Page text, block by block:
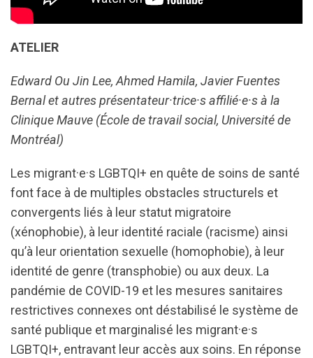
ATELIER
Edward Ou Jin Lee, Ahmed Hamila, Javier Fuentes
Bernal et autres présentateur·trice·s affilié·e·s à la
Clinique Mauve (École de travail social, Université de
Montréal)
Les migrant·e·s LGBTQI+ en quête de soins de santé
font face à de multiples obstacles structurels et
convergents liés à leur statut migratoire
(xénophobie), à leur identité raciale (racisme) ainsi
qu’à leur orientation sexuelle (homophobie), à leur
identité de genre (transphobie) ou aux deux. La
pandémie de COVID-19 et les mesures sanitaires
restrictives connexes ont déstabilisé le système de
santé publique et marginalisé les migrant·e·s
LGBTQI+, entravant leur accès aux soins. En réponse